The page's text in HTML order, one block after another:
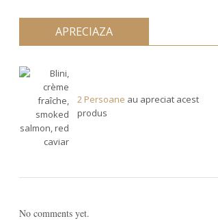
APRECIAZA
2 Persoane au apreciat acest
produs
No comments yet.